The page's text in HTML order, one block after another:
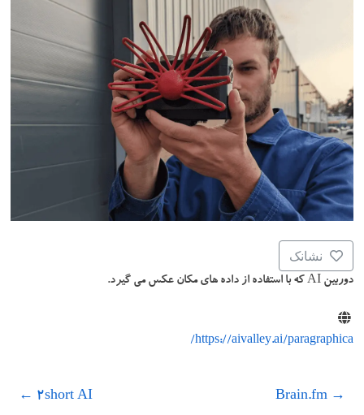
نشانک
دوربین AI که با استفاده از داده های مکان عکس می گیرد.
https://aivalley.ai/paragraphica/
→
Brain.fm
2short AI
←